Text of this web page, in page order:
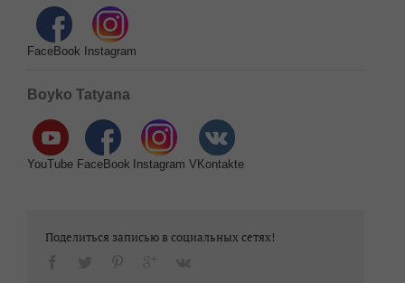
FaceBook Instagram
Boyko Tatyana
YouTube FaceBook Instagram VKontakte
Поделиться записью в социальных сетях!